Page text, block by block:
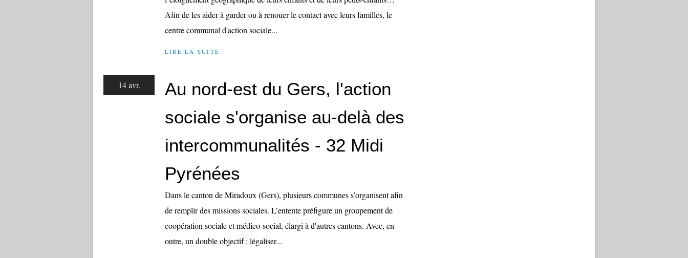
Afin de les aider à garder ou à renouer le contact avec leurs familles, le
centre communal d'action sociale...
LIRE LA SUITE
14 avr.
Au nord-est du Gers, l'action
sociale s'organise au-delà des
intercommunalités - 32 Midi
Pyrénées
Dans le canton de Miradoux (Gers), plusieurs communes s’organisent afin
de remplir des missions sociales. L’entente préfigure un groupement de
coopération sociale et médico-social, élargi à d'autres cantons. Avec, en
outre, un double objectif : légaliser...